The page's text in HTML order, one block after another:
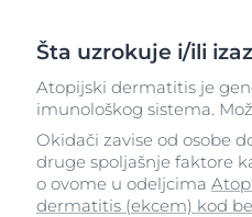
Šta uzrokuje i/ili
Atopijski dermatitis je
imunološkog sistema.
Okidači zavise od osobe
druge spoljašnje faktore
o ovome u odeljcima
dermatitis (ekcem) kod